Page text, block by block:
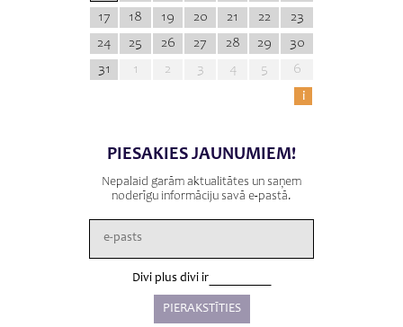
17
18 19 20 21 22
23
24
25 26 27 28 29
30
31
1 2 3 4 5
6
i
PIESAKIES JAUNUMIEM!
Nepalaid garām aktualitātes un saņem
noderīgu informāciju savā e-pastā.
Divi plus divi ir